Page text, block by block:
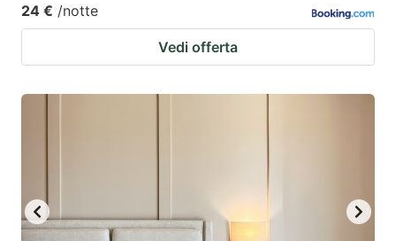
24 € /notte
Vedi offerta